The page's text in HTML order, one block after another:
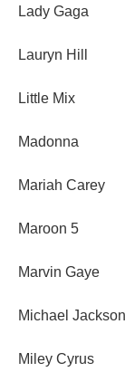
Lady Gaga
Lauryn Hill
Little Mix
Madonna
Mariah Carey
Maroon 5
Marvin Gaye
Michael Jackson
Miley Cyrus